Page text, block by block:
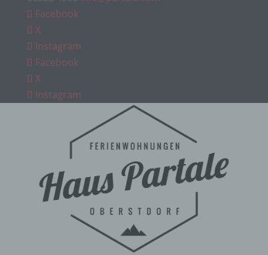
Facebook
X
Instagram
Facebook
X
Instagram